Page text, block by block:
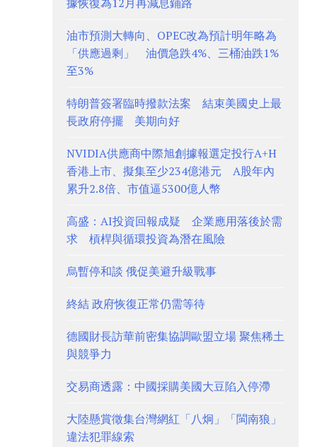
油市預測大轉向、OPEC改為預計明年略為
「供應過剩」 油價急跌4%、三桶油跌1%
至3%
特朗普簽署臨時撥款法案 結束美國史上最
長政府停擺 美期向好
NVIDIA供應商中際旭創據報選定投行A+H
香港上市、擬集至少234億港元 A股年內
累升2.8倍、市值逼5300億人幣
高盛：AI投資回報成疑 企業應用落後於需
求 槓桿與循環投資為潛在風險
烏暫停和談 俄促美避升級戰事
終結 政府恢復正常仍需等待
德國財長訪華前密集協調歐盟立場 聚焦稀土
與競爭力
交易商透露：中國採購美國大豆陷入停滯
大陸懸賞徵集台灣網紅「八炯」「閩南狼」
違法犯罪線索